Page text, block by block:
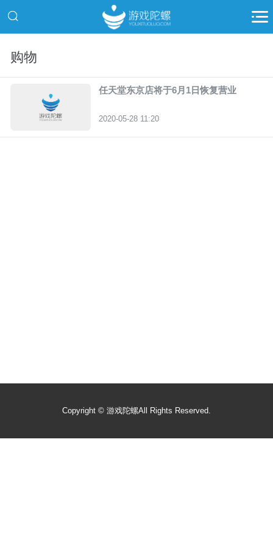
购物
任天堂东京店将于6月1日恢复营业
2020-05-28 11:20
Copyright © 游戏陀螺All Rights Reserved.